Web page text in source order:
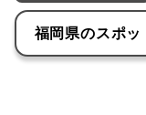
福岡県のスポッ